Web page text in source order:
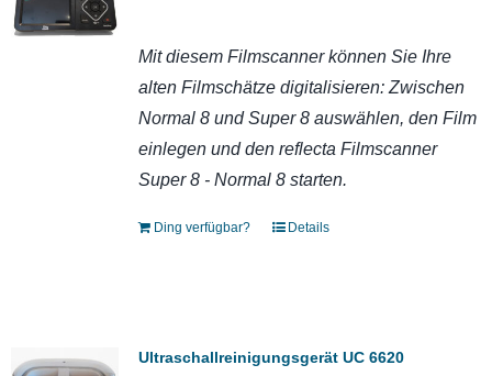
Mit diesem Filmscanner können Sie Ihre
alten Filmschätze digitalisieren: Zwischen
Normal 8 und Super 8 auswählen, den Film
einlegen und den reflecta Filmscanner
Super 8 - Normal 8 starten.
Ding verfügbar? Details
Ultraschallreinigungsgerät UC 6620